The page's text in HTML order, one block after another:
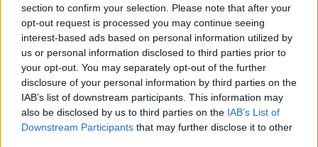
section to confirm your selection. Please note that after your
opt-out request is processed you may continue seeing
interest-based ads based on personal information utilized by
us or personal information disclosed to third parties prior to
your opt-out. You may separately opt-out of the further
disclosure of your personal information by third parties on the
IAB’s list of downstream participants. This information may
also be disclosed by us to third parties on the IAB’s List of
Downstream Participants that may further disclose it to other